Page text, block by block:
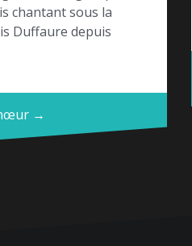
chantant sous la
Duffaure depuis
→